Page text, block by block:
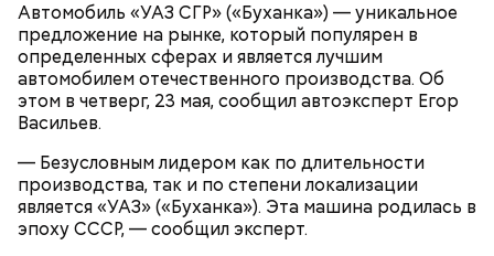
Автомобиль «УАЗ СГР» («Буханка») — уникальное
предложение на рынке, который популярен в
определенных сферах и является лучшим
автомобилем отечественного производства. Об
этом в четверг, 23 мая, сообщил автоэксперт Егор
Васильев.
— Безусловным лидером как по длительности
производства, так и по степени локализации
является «УАЗ» («Буханка»). Эта машина родилась в
эпоху СССР, — сообщил эксперт.
с сахарным диабетом;
лишним весом.